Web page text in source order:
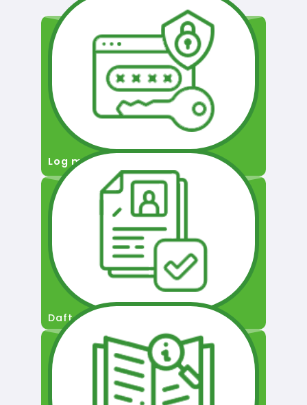
Log masuk
Daftar Pengguna